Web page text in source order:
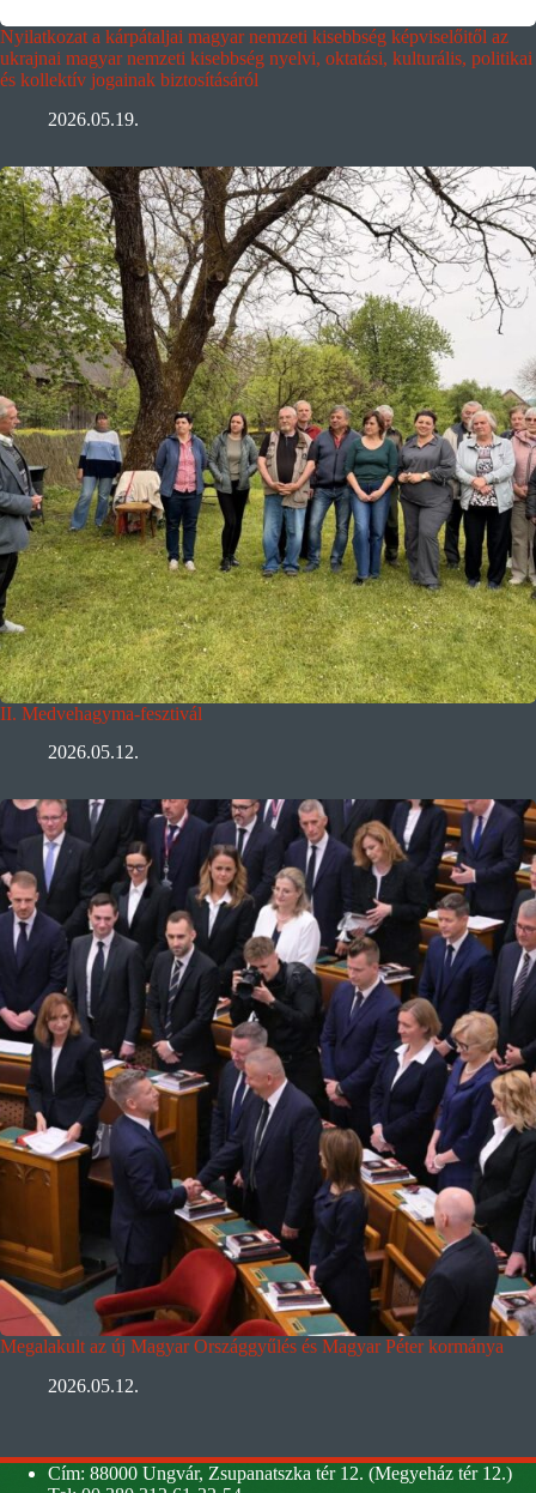
Nyilatkozat a kárpátaljai magyar nemzeti kisebbség képviselőitől az
ukrajnai magyar nemzeti kisebbség nyelvi, oktatási, kulturális, politikai
és kollektív jogainak biztosításáról
2026.05.19.
II. Medvehagyma-fesztivál
2026.05.12.
Megalakult az új Magyar Országgyűlés és Magyar Péter kormánya
2026.05.12.
Cím: 88000 Ungvár, Zsupanatszka tér 12. (Megyeház tér 12.)